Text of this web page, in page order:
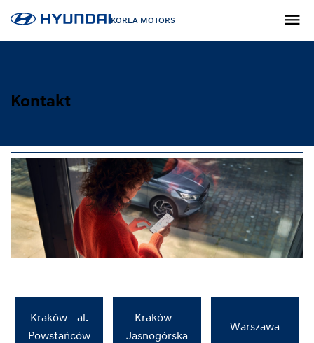
KOREA MOTORS
Kontakt
Kraków - al.
Powstańców
Kraków -
Jasnogórska
Warszawa